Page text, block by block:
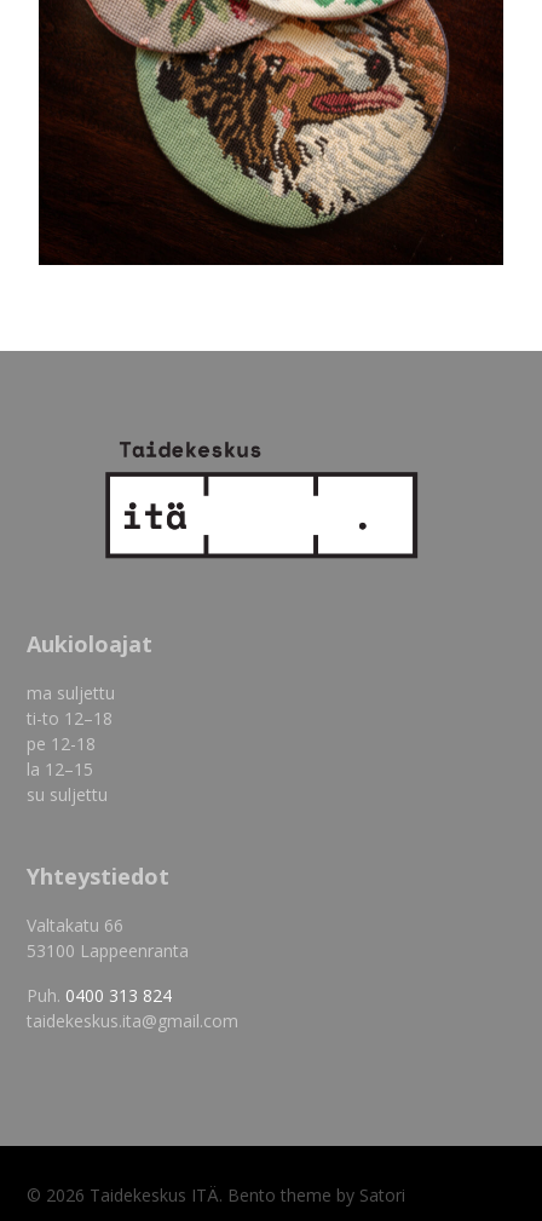
Aukioloajat
ma suljettu
ti-to 12–18
pe 12-18
la 12–15
su suljettu
Yhteystiedot
Valtakatu 66
53100 Lappeenranta
Puh. 0400 313 824
taidekeskus.ita@gmail.com
© 2026 Taidekeskus ITÄ. Bento theme by Satori